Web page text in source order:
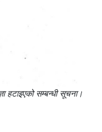
हटाइएको सम्बन्धी सूचना।